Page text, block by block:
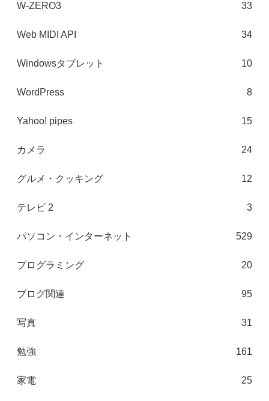
W-ZERO3 33
Web MIDI API 34
Windowsタブレット 10
WordPress 8
Yahoo! pipes 15
カメラ 24
グルメ・クッキング 12
テレビ 2 3
パソコン・インターネット 529
プログラミング 20
ブログ関連 95
写真 31
勉強 161
家電 25